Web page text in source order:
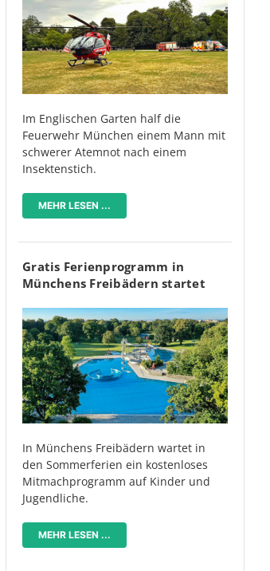
Im Englischen Garten half die
Feuerwehr München einem Mann mit
schwerer Atemnot nach einem
Insektenstich.
MEHR LESEN ...
Gratis Ferienprogramm in
Münchens Freibädern startet
In Münchens Freibädern wartet in
den Sommerferien ein kostenloses
Mitmachprogramm auf Kinder und
Jugendliche.
MEHR LESEN ...